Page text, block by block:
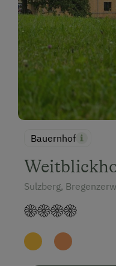
Bauernhof
Sulzberg,